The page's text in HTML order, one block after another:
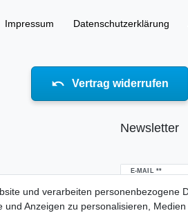
Impressum Daten­schutz­erklärung
Vertrag widerrufen
Newsletter
E-MAIL **
Newsletter
Hiermit
und verarbeiten personenbezogene
Anzeigen zu personalisieren, Medien